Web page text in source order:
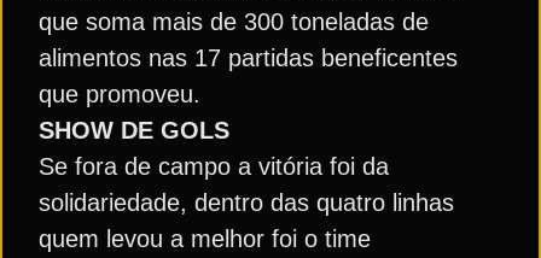
que soma mais de 300 toneladas de
alimentos nas 17 partidas beneficentes
que promoveu.
SHOW DE GOLS
Se fora de campo a vitória foi da
solidariedade, dentro das quatro linhas
quem levou a melhor foi o time